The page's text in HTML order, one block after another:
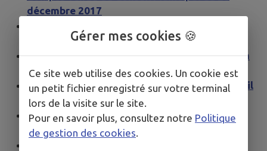
décembre 2017
novembre 2017
Compte-rendu du Conseil Municipal du 28 juin
2017
Compte-rendu du Conseil Municipal du 26 avril
2017
Compte-rendu du Conseil Municipal du 29
mars 2017
Gérer mes cookies 🍪
Ce site web utilise des cookies. Un cookie est
un petit fichier enregistré sur votre terminal
lors de la visite sur le site.
Pour en savoir plus, consultez notre Politique
de gestion des cookies